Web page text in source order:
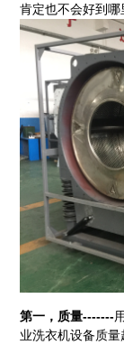
肯定也不会好到哪
第一，质量-------
业洗衣机设备质